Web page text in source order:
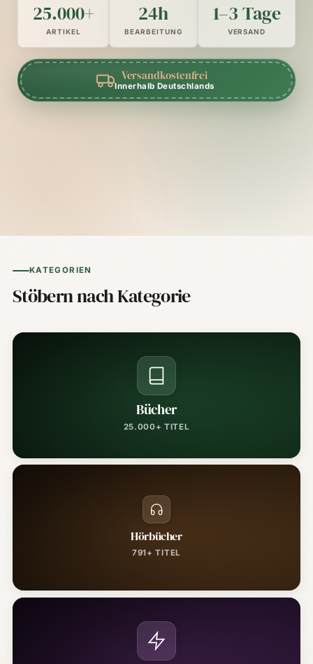
25.000+
ARTIKEL
24h
BEARBEITUNG
1–3 Tage
VERSAND
Versandkostenfrei
Innerhalb Deutschlands
KATEGORIEN
Stöbern nach Kategorie
Bücher
25.000+ TITEL
Hörbücher
791+ TITEL